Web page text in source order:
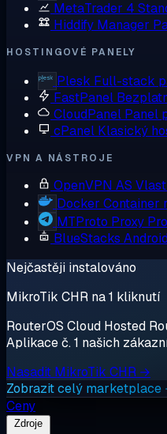
MetaTrader 4
Hiddify Manager
HOSTINGOVÉ PANELY
Plesk Full-stack
FastPanel
CloudPanel Panel
cPanel Klasický
VPN A NÁSTROJE
OpenVPN AS
Docker Container
MTProto Proxy
BlueStacks
Nejčastěji instalováno
MikroTik CHR na 1 kliknutí
RouterOS Cloud Hosted
Aplikace č. 1 našich
Nasadit MikroTik CHR →
Zobrazit celý marketplace
Ceny